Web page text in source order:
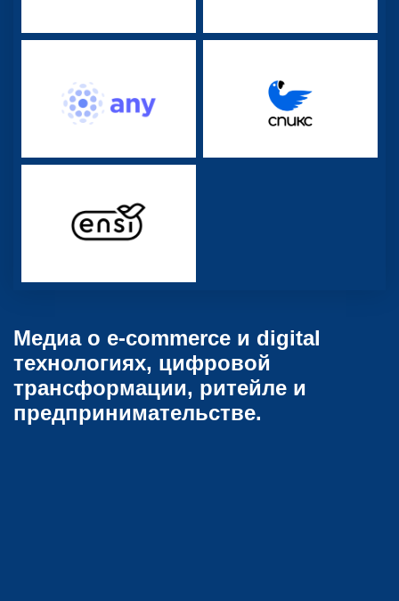
Медиа о e-commerce и digital
технологиях, цифровой
трансформации, ритейле и
предпринимательстве.